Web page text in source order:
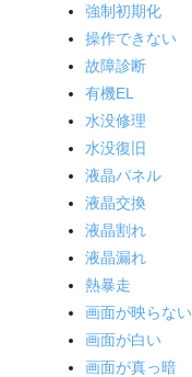
強制初期化
操作できない
故障診断
有機EL
水没修理
水没復旧
液晶パネル
液晶交換
液晶割れ
液晶漏れ
熱暴走
画面が映らない
画面が白い
画面が真っ暗